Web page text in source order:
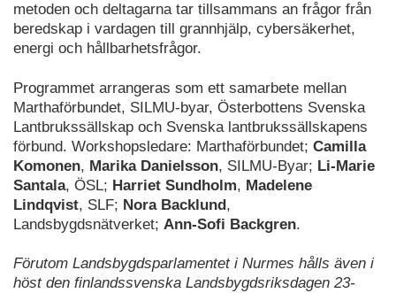
metoden och deltagarna tar tillsammans an frågor från
beredskap i vardagen till grannhjälp, cybersäkerhet,
energi och hållbarhetsfrågor.
Programmet arrangeras som ett samarbete mellan
Marthaförbundet, SILMU-byar, Österbottens Svenska
Lantbrukssällskap och Svenska lantbrukssällskapens
förbund. Workshopsledare: Marthaförbundet; Camilla
Komonen, Marika Danielsson, SILMU-Byar; Li-Marie
Santala, ÖSL; Harriet Sundholm, Madelene
Lindqvist, SLF; Nora Backlund,
Landsbygdsnätverket; Ann-Sofi Backgren.
Förutom Landsbygdsparlamentet i Nurmes hålls även i
höst den finlandssvenska Landsbygdsriksdagen 23-